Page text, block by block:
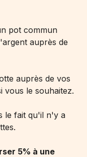
pot commun
auprès de
auprès de vos
vous le souhaitez.
le fait qu'il n'y a
5% à une